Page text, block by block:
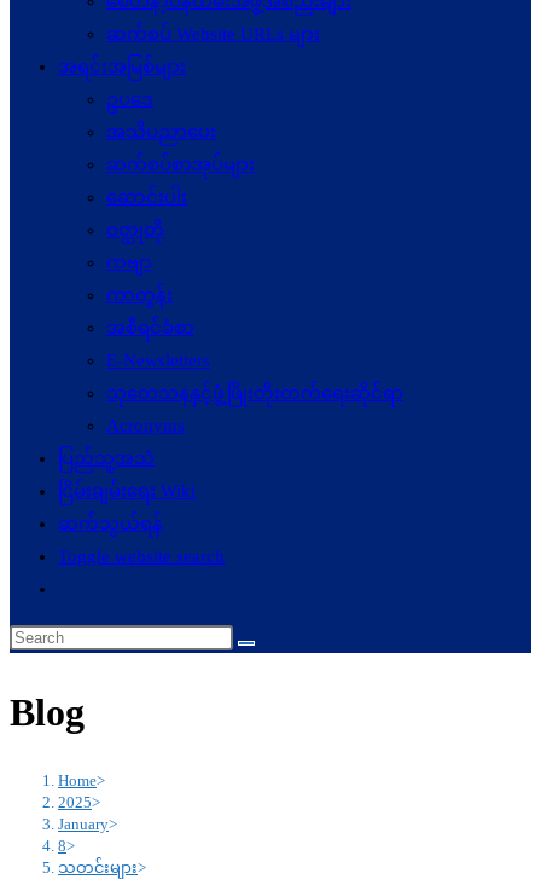
ဆက်စပ် Website URLs များ
အရင်းအမြစ်များ
ဥပဒေ
အသိပညာပေး
ဆက်စပ်စာအုပ်များ
ဆောင်းပါး
ဝတ္ထုတို
ကဗျာ
ကာတွန်း
အစီရင်ခံစာ
E-Newsletters
သုတေသနနှင့်ဖွံ့ဖြိုးတိုးတက်ရေးဆိုင်ရာ
Acronyms
ပြည်သူ့အသံ
ငြိမ်းချမ်းရေး Wiki
ဆက်သွယ်ရန်
Toggle website search
Blog
Home>
2025>
January>
8>
သတင်းများ>